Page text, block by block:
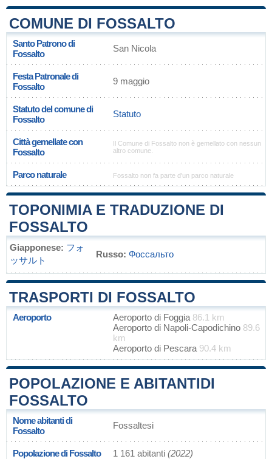
COMUNE DI FOSSALTO
Santo Patrono di
Fossalto
San Nicola
Festa Patronale di
Fossalto
9 maggio
Statuto del comune di
Fossalto
Statuto
Città gemellate con
Fossalto
Il Comune di Fossalto non è gemellato con nessun
altro comune.
Parco naturale Fossalto non fa parte d'un parco naturale
TOPONIMIA E TRADUZIONE DI
FOSSALTO
Giapponese: フォ
ッサルト
Russo: Фоссальто
TRASPORTI DI FOSSALTO
Aeroporto Aeroporto di Foggia 86.1 km
Aeroporto di Napoli-Capodichino 89.6
km
Aeroporto di Pescara 90.4 km
POPOLAZIONE E ABITANTIDI
FOSSALTO
Nome abitanti di
Fossalto
Fossaltesi
Popolazione di Fossalto 1 161 abitanti (2022)